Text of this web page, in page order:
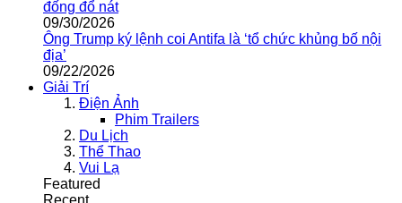
đống đổ nát
09/30/2026
Ông Trump ký lệnh coi Antifa là ‘tổ chức khủng bố nội
địa’
09/22/2026
Giải Trí
Điện Ảnh
Phim Trailers
Du Lịch
Thể Thao
Vui Lạ
Featured
Recent